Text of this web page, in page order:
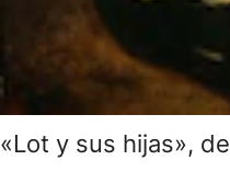
«Lot y sus hijas»,